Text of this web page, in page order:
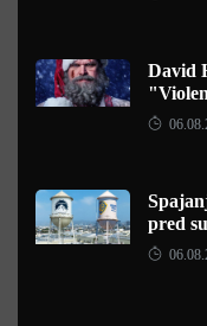
David
pred